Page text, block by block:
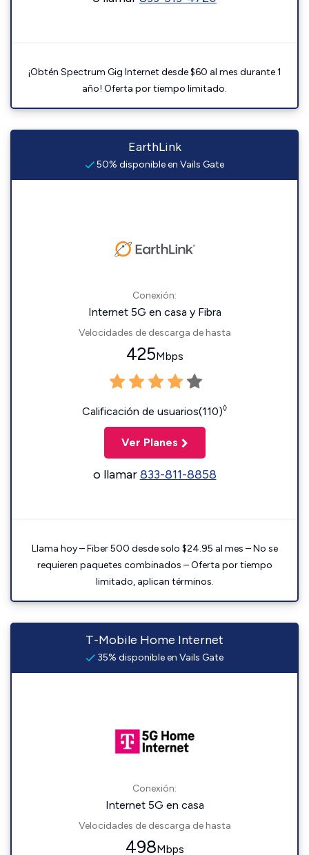
¡Obtén Spectrum Gig Internet desde $60 al mes durante 1
año! Oferta por tiempo limitado.
EarthLink
50% disponible en Vails Gate
Conexión:
Internet 5G en casa y Fibra
Velocidades de descarga de hasta
425Mbps
Calificación de usuarios(110)◊
Ver Planes
o llamar833-811-8858
Llama hoy – Fiber 500 desde solo $24.95 al mes – No se
requieren paquetes combinados – Oferta por tiempo
limitado, aplican términos.
T-Mobile Home Internet
35% disponible en Vails Gate
Conexión:
Internet 5G en casa
Velocidades de descarga de hasta
498Mbps